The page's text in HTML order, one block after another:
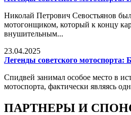
Николай Петрович Севостьянов
мотогонщиком, который к концу
внушительным...
23.04.2025
Легенды советского мотоспорта:
Спидвей занимал особое место в
мотоспорта, фактически являясь
ПАРТНЕРЫ И